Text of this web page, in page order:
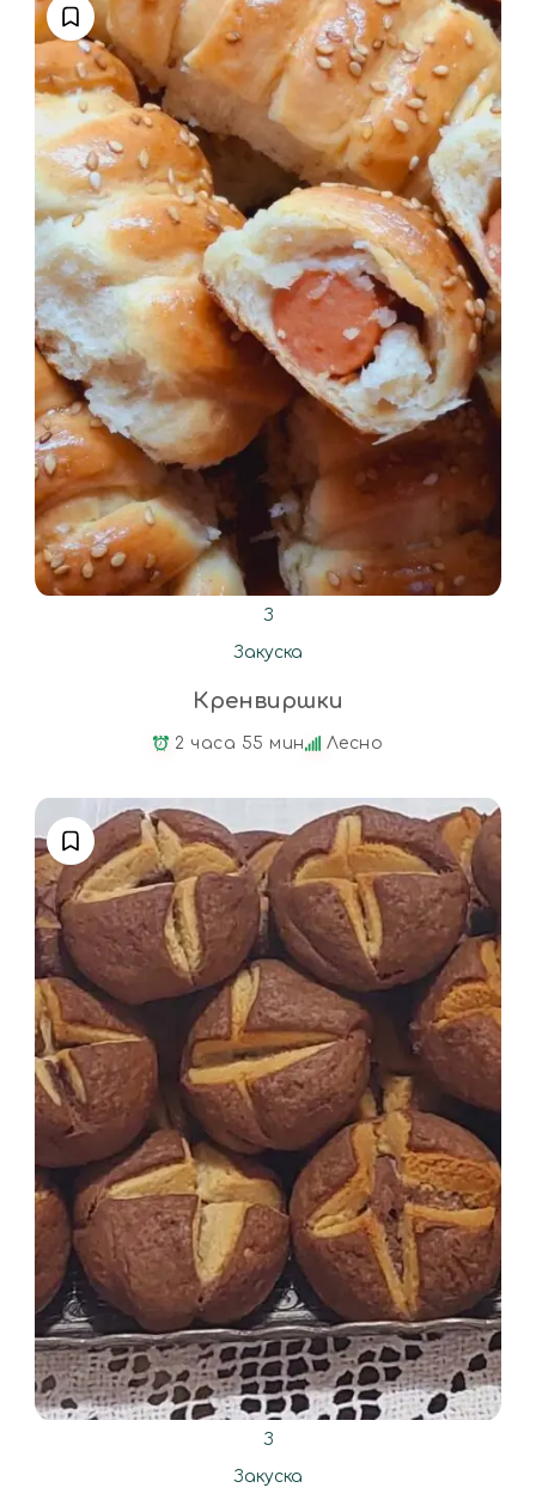
З
Закуска
Кренвиршки
2 часа 55 мин Лесно
З
Закуска